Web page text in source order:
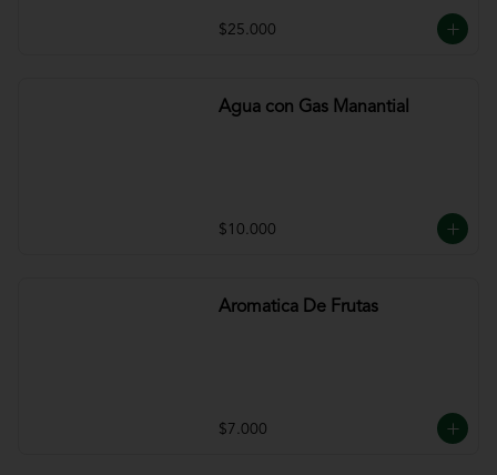
$25.000
Agua con Gas Manantial
$10.000
Aromatica De Frutas
$7.000